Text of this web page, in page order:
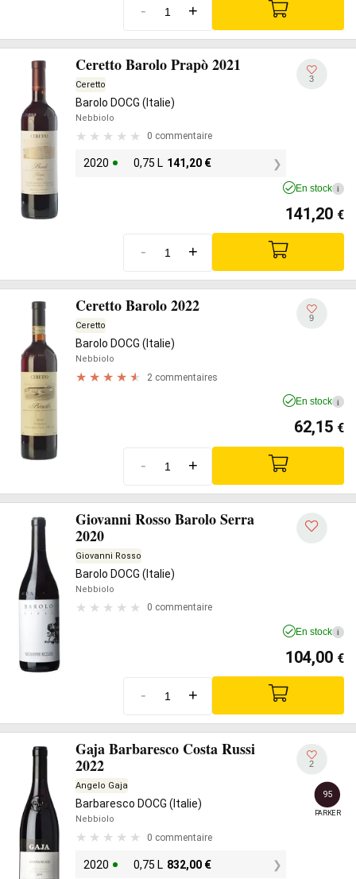
- +
Ceretto Barolo Prapò 2021
Ceretto
Barolo DOCG (Italie)
Nebbiolo
0 commentaire
2020 0,75 L 141,20 €
3
En stock i
141,20 €
- +
Ceretto Barolo 2022
Ceretto
Barolo DOCG (Italie)
Nebbiolo
2 commentaires
9
En stock i
62,15 €
- +
Giovanni Rosso Barolo Serra
2020
Giovanni Rosso
Barolo DOCG (Italie)
Nebbiolo
0 commentaire
En stock i
104,00 €
- +
Gaja Barbaresco Costa Russi
2022
Angelo Gaja
Barbaresco DOCG (Italie)
Nebbiolo
0 commentaire
2020 0,75 L 832,00 €
2
95
PARKER